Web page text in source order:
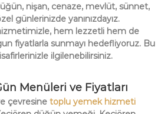
nişan, cenaze, mevlüt, sünnet,
günlerinizde yanınızdayız.
hem lezzetli hem de
fiyatlarla sunmayı hedefliyoruz. Bu
ilgilenebilirsiniz.
Menüleri ve Fiyatları
çevresinetoplu yemek hizmeti